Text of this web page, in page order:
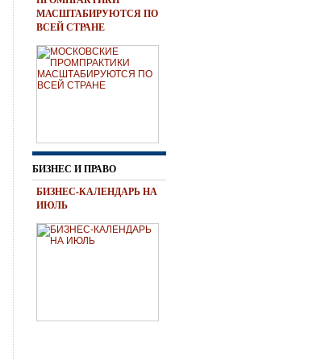
МАСШТАБИРУЮТСЯ ПО
ВСЕЙ СТРАНЕ
БИЗНЕС И ПРАВО
БИЗНЕС-КАЛЕНДАРЬ НА
ИЮЛЬ